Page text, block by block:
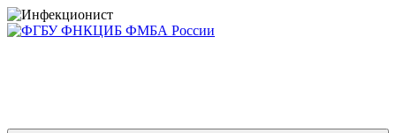
Перейти
к